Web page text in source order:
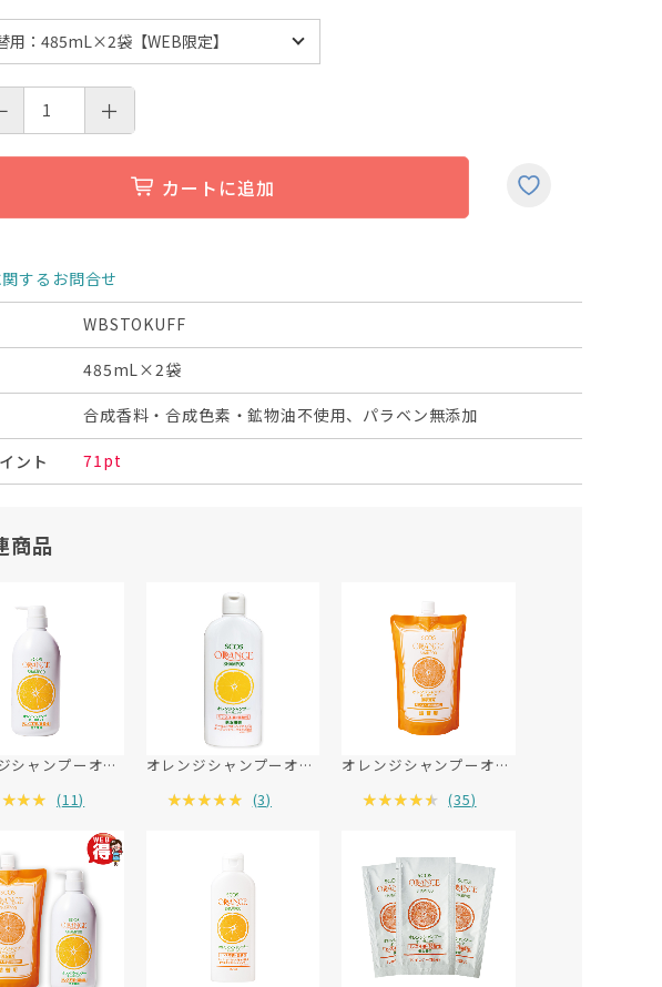
＋
カートに追加
するお問合せ
WBSTOKUFF
485mL×2袋
合成香料・合成色素・鉱物油不使用、パラベン無添加
ント 71pt
商品
オレンジシャンプーオーガニック 500mL（ポンプ）
(11)
オレンジシャンプーオーガニック 80mL
(3)
オレンジシャンプーオーガニック 485mL（詰替用）
(35)